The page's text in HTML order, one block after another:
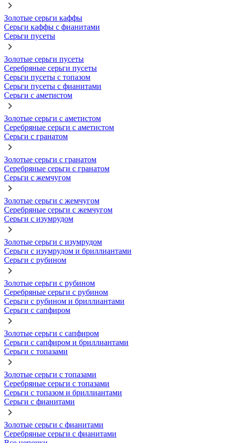
Золотые серьги каффы
Серьги каффы с фианитами
Серьги пусеты
Золотые серьги пусеты
Серебряные серьги пусеты
Серьги пусеты с топазом
Серьги пусеты с фианитами
Серьги с аметистом
Золотые серьги с аметистом
Серебряные серьги с аметистом
Серьги с гранатом
Золотые серьги с гранатом
Серебряные серьги с гранатом
Серьги с жемчугом
Золотые серьги с жемчугом
Серебряные серьги с жемчугом
Серьги с изумрудом
Золотые серьги с изумрудом
Серьги с изумрудом и бриллиантами
Серьги с рубином
Золотые серьги с рубином
Серебряные серьги с рубином
Серьги с рубином и бриллиантами
Серьги с сапфиром
Золотые серьги с сапфиром
Серьги с сапфиром и бриллиантами
Серьги с топазами
Золотые серьги с топазами
Серебряные серьги с топазами
Серьги с топазом и бриллиантами
Серьги с фианитами
Золотые серьги с фианитами
Серебряные серьги с фианитами